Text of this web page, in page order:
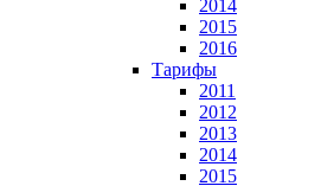
2014
2015
2016
Тарифы
2011
2012
2013
2014
2015